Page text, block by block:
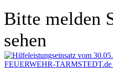
Bitte melden
sehen